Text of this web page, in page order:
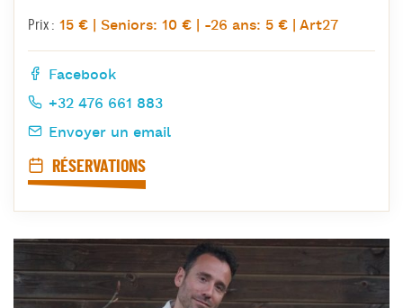
Prix : 15 € | Seniors: 10 € | -26 ans: 5 € | Art27
Facebook
+32 476 661 883
Envoyer un email
RÉSERVATIONS